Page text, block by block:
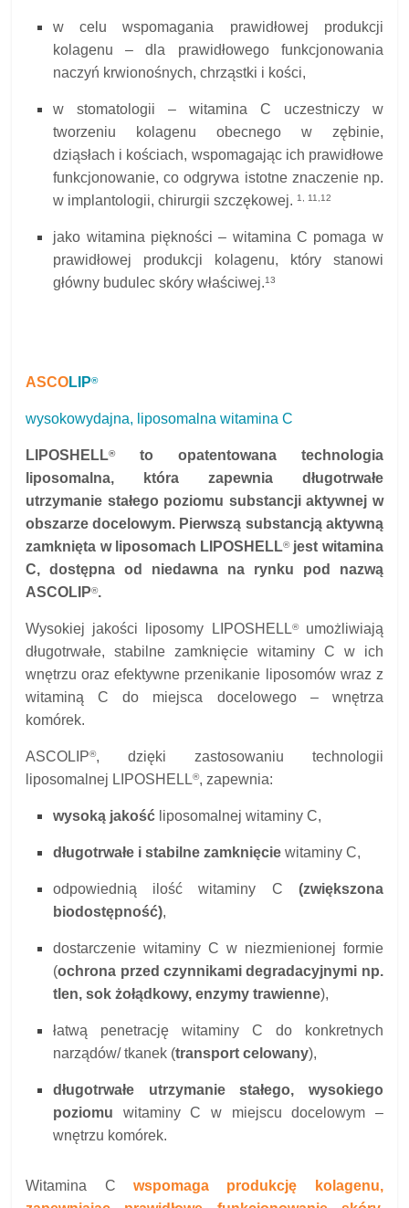
w celu wspomagania prawidłowej produkcji
kolagenu – dla prawidłowego funkcjonowania
naczyń krwionośnych, chrząstki i kości,
w stomatologii – witamina C uczestniczy w
tworzeniu kolagenu obecnego w zębinie,
dziąsłach i kościach, wspomagając ich prawidłowe
funkcjonowanie, co odgrywa istotne znaczenie np.
w implantologii, chirurgii szczękowej.1, 11,12
jako witamina piękności – witamina C pomaga w
prawidłowej produkcji kolagenu, który stanowi
główny budulec skóry właściwej.13
ASCOLIP®
wysokowydajna, liposomalna witamina C
LIPOSHELL®to opatentowana technologia
liposomalna, która zapewnia długotrwałe
utrzymanie stałego poziomu substancji aktywnej w
obszarze docelowym. Pierwszą substancją aktywną
zamknięta w liposomach LIPOSHELL®jest witamina
C, dostępna od niedawna na rynku pod nazwą
ASCOLIP®.
Wysokiej jakości liposomy LIPOSHELL®umożliwiają
długotrwałe, stabilne zamknięcie witaminy C w ich
wnętrzu oraz efektywne przenikanie liposomów wraz z
witaminą C do miejsca docelowego – wnętrza
komórek.
ASCOLIP®, dzięki zastosowaniu technologii
liposomalnej LIPOSHELL®, zapewnia:
wysoką jakość liposomalnej witaminy C,
długotrwałe i stabilne zamknięcie witaminy C,
odpowiednią ilość witaminy C (zwiększona
biodostępność),
dostarczenie witaminy C w niezmienionej formie
(ochrona przed czynnikami degradacyjnymi np.
tlen, sok żołądkowy, enzymy trawienne),
łatwą penetrację witaminy C do konkretnych
narządów/ tkanek (transport celowany),
długotrwałe utrzymanie stałego, wysokiego
poziomu witaminy C w miejscu docelowym –
wnętrzu komórek.
Witamina C
wspomaga produkcję kolagenu,